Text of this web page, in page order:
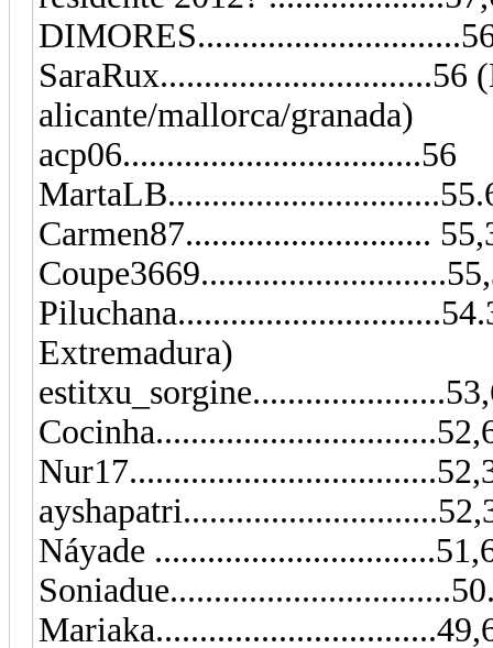
SaraRux...............................56
alicante/mallorca/granada)
acp06..................................56
Carmen87............................
Extremadura)
Náyade